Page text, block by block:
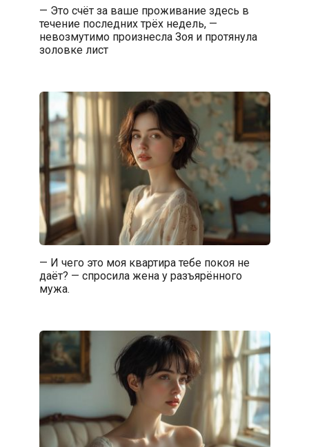
— Это счёт за ваше проживание здесь в
течение последних трёх недель, —
невозмутимо произнесла Зоя и протянула
золовке лист
— И чего это моя квартира тебе покоя не
даёт? — спросила жена у разъярённого
мужа.